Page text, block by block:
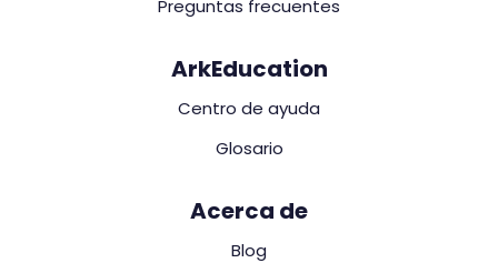
Preguntas frecuentes
ArkEducation
Centro de ayuda
Glosario
Acerca de
Blog